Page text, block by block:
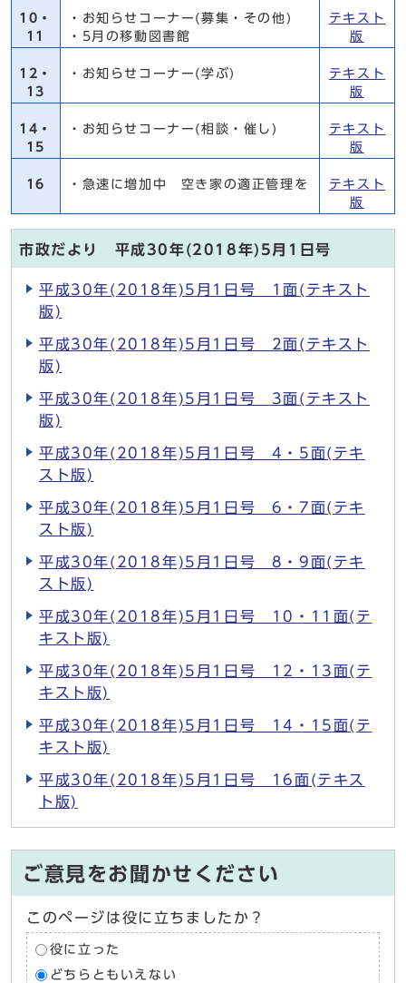
10・
11
・お知らせコーナー(募集・その他)
・5月の移動図書館
テキスト
版
12・
13
・お知らせコーナー(学ぶ)
テキスト
版
14・
15
・お知らせコーナー(相談・催し)
テキスト
版
16 ・急速に増加中 空き家の適正管理を
テキスト
版
市政だより 平成30年(2018年)5月1日号
平成30年(2018年)5月1日号 1面(テキスト
版)
平成30年(2018年)5月1日号 2面(テキスト
版)
平成30年(2018年)5月1日号 3面(テキスト
版)
平成30年(2018年)5月1日号 4・5面(テキ
スト版)
平成30年(2018年)5月1日号 6・7面(テキ
スト版)
平成30年(2018年)5月1日号 8・9面(テキ
スト版)
平成30年(2018年)5月1日号 10・11面(テ
キスト版)
平成30年(2018年)5月1日号 12・13面(テ
キスト版)
平成30年(2018年)5月1日号 14・15面(テ
キスト版)
平成30年(2018年)5月1日号 16面(テキス
ト版)
ご意見をお聞かせください
このページは役に立ちましたか？
役に立った
どちらともいえない